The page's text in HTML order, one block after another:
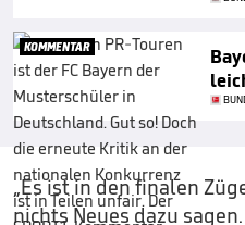
KOMMENTAR
„Es ist in den finalen
nichts Neues dazu